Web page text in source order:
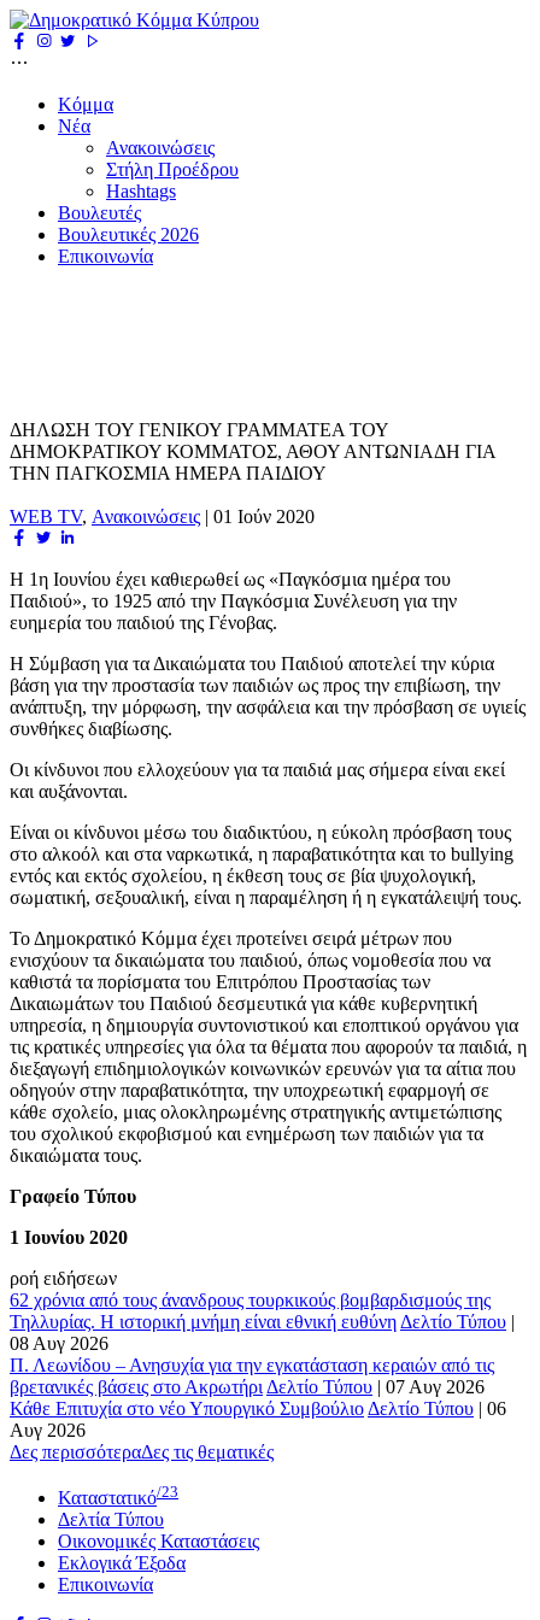
Κόμμα
Νέα
Ανακοινώσεις
Στήλη Προέδρου
Hashtags
Βουλευτές
Βουλευτικές 2026
Επικοινωνία
ΔΗΛΩΣΗ ΤΟΥ ΓΕΝΙΚΟΥ ΓΡΑΜΜΑΤΕΑ ΤΟΥ
ΔΗΜΟΚΡΑΤΙΚΟΥ ΚΟΜΜΑΤΟΣ, ΑΘΟΥ ΑΝΤΩΝΙΑΔΗ ΓΙΑ
ΤΗΝ ΠΑΓΚΟΣΜΙΑ ΗΜΕΡΑ ΠΑΙΔΙΟΥ
WEB TV, Ανακοινώσεις | 01 Ιούν 2020
Η 1η Ιουνίου έχει καθιερωθεί ως «Παγκόσμια ημέρα του
Παιδιού», το 1925 από την Παγκόσμια Συνέλευση για την
ευημερία του παιδιού της Γένοβας.
Η Σύμβαση για τα Δικαιώματα του Παιδιού αποτελεί την κύρια
βάση για την προστασία των παιδιών ως προς την επιβίωση, την
ανάπτυξη, την μόρφωση, την ασφάλεια και την πρόσβαση σε υγιείς
συνθήκες διαβίωσης.
Οι κίνδυνοι που ελλοχεύουν για τα παιδιά μας σήμερα είναι εκεί
και αυξάνονται.
Είναι οι κίνδυνοι μέσω του διαδικτύου, η εύκολη πρόσβαση τους
στο αλκοόλ και στα ναρκωτικά, η παραβατικότητα και το bullying
εντός και εκτός σχολείου, η έκθεση τους σε βία ψυχολογική,
σωματική, σεξουαλική, είναι η παραμέληση ή η εγκατάλειψή τους.
Το Δημοκρατικό Κόμμα έχει προτείνει σειρά μέτρων που
ενισχύουν τα δικαιώματα του παιδιού, όπως νομοθεσία που να
καθιστά τα πορίσματα του Επιτρόπου Προστασίας των
Δικαιωμάτων του Παιδιού δεσμευτικά για κάθε κυβερνητική
υπηρεσία, η δημιουργία συντονιστικού και εποπτικού οργάνου για
τις κρατικές υπηρεσίες για όλα τα θέματα που αφορούν τα παιδιά, η
διεξαγωγή επιδημιολογικών κοινωνικών ερευνών για τα αίτια που
οδηγούν στην παραβατικότητα, την υποχρεωτική εφαρμογή σε
κάθε σχολείο, μιας ολοκληρωμένης στρατηγικής αντιμετώπισης
του σχολικού εκφοβισμού και ενημέρωση των παιδιών για τα
δικαιώματα τους.
Γραφείο Τύπου
1 Ιουνίου 2020
ροή ειδήσεων
62 χρόνια από τους άνανδρους τουρκικούς βομβαρδισμούς της
Τηλλυρίας. Η ιστορική μνήμη είναι εθνική ευθύνη Δελτίο Τύπου |
08 Αυγ 2026
Π. Λεωνίδου – Ανησυχία για την εγκατάσταση κεραιών από τις
βρετανικές βάσεις στο Ακρωτήρι Δελτίο Τύπου | 07 Αυγ 2026
Κάθε Επιτυχία στο νέο Υπουργικό Συμβούλιο Δελτίο Τύπου | 06
Αυγ 2026
Δες περισσότεραΔες τις θεματικές
Καταστατικό/23
Δελτία Τύπου
Οικονομικές Καταστάσεις
Εκλογικά Έξοδα
Επικοινωνία